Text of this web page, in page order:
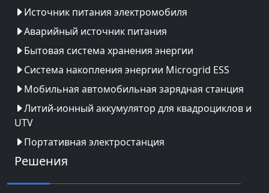
Источник питания электромобиля
Аварийный источник питания
Бытовая система хранения энергии
Система накопления энергии Microgrid ESS
Мобильная автомобильная зарядная станция
Литий-ионный аккумулятор для квадроциклов и
UTV
Портативная электростанция
Решения